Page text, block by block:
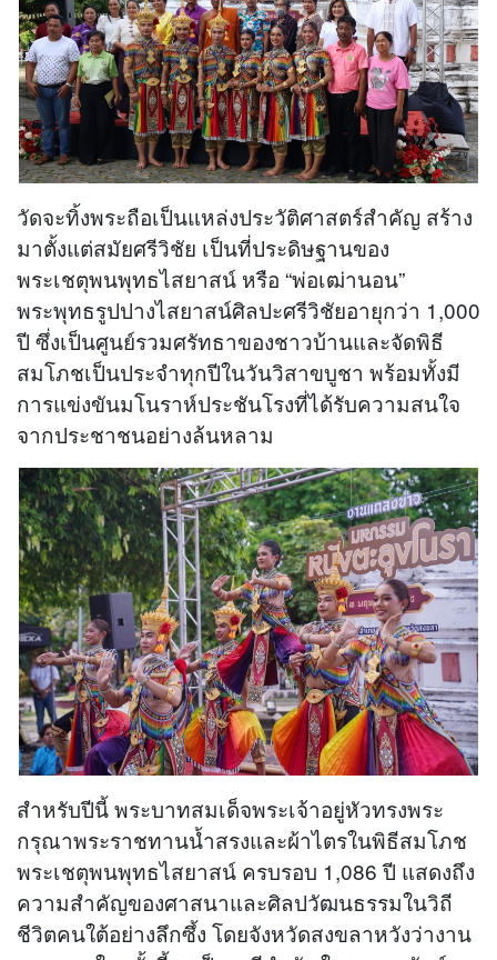
วัดจะทิ้งพระถือเป็นแหล่งประวัติศาสตร์สำคัญ สร้าง
มาตั้งแต่สมัยศรีวิชัย เป็นที่ประดิษฐานของ
พระเชตุพนพุทธไสยาสน์ หรือ “พ่อเฒ่านอน”
พระพุทธรูปปางไสยาสน์ศิลปะศรีวิชัยอายุกว่า 1,000
ปี ซึ่งเป็นศูนย์รวมศรัทธาของชาวบ้านและจัดพิธี
สมโภชเป็นประจำทุกปีในวันวิสาขบูชา พร้อมทั้งมี
การแข่งขันมโนราห์ประชันโรงที่ได้รับความสนใจ
จากประชาชนอย่างล้นหลาม
สำหรับปีนี้ พระบาทสมเด็จพระเจ้าอยู่หัวทรงพระ
กรุณาพระราชทานน้ำสรงและผ้าไตรในพิธีสมโภช
พระเชตุพนพุทธไสยาสน์ ครบรอบ 1,086 ปี แสดงถึง
ความสำคัญของศาสนาและศิลปวัฒนธรรมในวิถี
ชีวิตคนใต้อย่างลึกซึ้ง โดยจังหวัดสงขลาหวังว่างาน